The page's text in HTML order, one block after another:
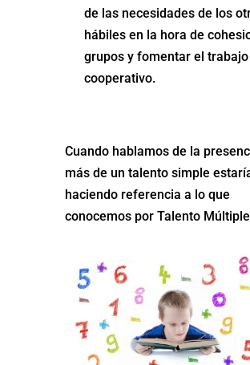
de las necesidades de los
hábiles en la hora de
grupos y fomentar el trabajo
cooperativo.
Cuando hablamos de la
más de un talento simple
haciendo referencia a lo que
conocemos por Talento